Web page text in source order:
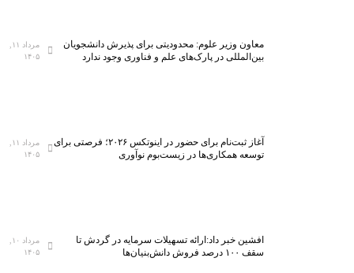
معاون وزیر علوم: محدودیتی برای پذیرش دانشجویان
بین‌المللی در پارک‌های علم و فناوری وجود ندارد
۱۴۰۵
آغاز ثبت‌نام برای حضور در اینوتکس ۲۰۲۶؛ فرصتی برای
توسعه همکاری‌ها در زیست‌بوم نوآوری
۱۴۰۵
افشین خبر داد:ارائه تسهیلات سرمایه در گردش تا
سقف ۱۰۰ درصد فروش دانش‌بنیان‌ها
۱۴۰۵